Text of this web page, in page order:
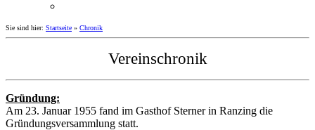
Sie sind hier: Startseite » Chronik
Vereinschronik
Gründung:
Am 23. Januar 1955 fand im Gasthof Sterner in Ranzing die
Gründungsversammlung statt.